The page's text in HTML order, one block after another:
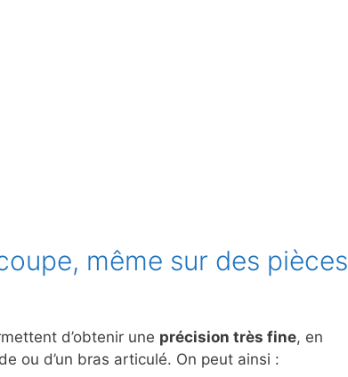
même sur des pièces
d’obtenir une précision très fine, en
ou d’un bras articulé. On peut ainsi :